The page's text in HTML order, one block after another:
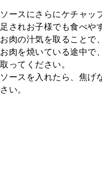
ソースにさらにケチャッ
足されお子様でも食べや
お肉の汁気を取ることで
お肉を焼いている途中で
取ってください。
ソースを入れたら、焦げ
さい。